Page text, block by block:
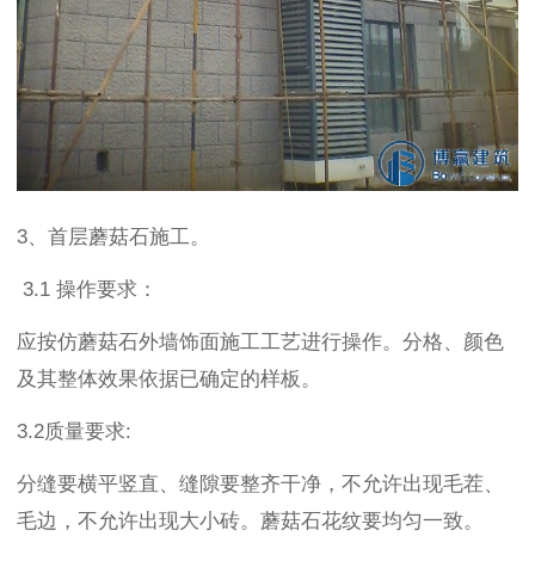
3、首层蘑菇石施工。
3.1 操作要求：
应按仿蘑菇石外墙饰面施工工艺进行操作。分格、颜色
及其整体效果依据已确定的样板。
3.2质量要求:
分缝要横平竖直、缝隙要整齐干净，不允许出现毛茬、
毛边，不允许出现大小砖。蘑菇石花纹要均匀一致。